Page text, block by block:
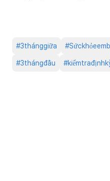
#3thánggiữa #
#3thángđầu #